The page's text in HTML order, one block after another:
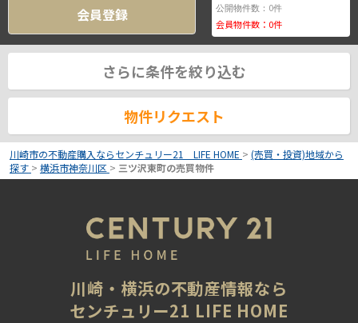
会員登録 公開物件数： 0件
会員物件数： 0件
さらに条件を絞り込む
物件リクエスト
川崎市の不動産購入ならセンチュリー21 LIFE HOME > (売買・投資)地域から
探す > 横浜市神奈川区 > 三ツ沢東町の売買物件
川崎・横浜の不動産情報なら
センチュリー21 LIFE HOME